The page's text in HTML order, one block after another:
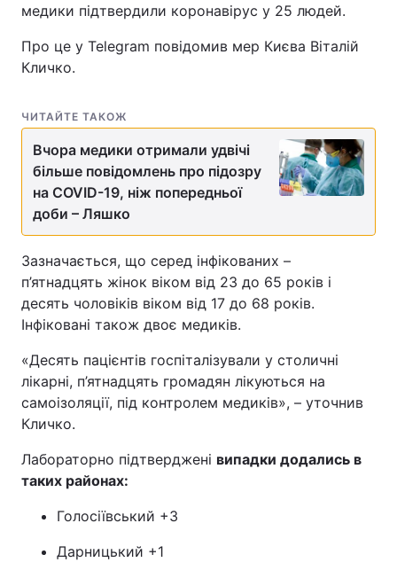
медики підтвердили коронавірус у 25 людей.
Про це у Telegram повідомив мер Києва Віталій
Кличко.
ЧИТАЙТЕ ТАКОЖ
Вчора медики отримали удвічі
більше повідомлень про підозру
на COVID-19, ніж попередньої
доби – Ляшко
Зазначається, що серед інфікованих –
п’ятнадцять жінок віком від 23 до 65 років і
десять чоловіків віком від 17 до 68 років.
Інфіковані також двоє медиків.
«Десять пацієнтів госпіталізували у столичні
лікарні, п’ятнадцять громадян лікуються на
самоізоляції, під контролем медиків», – уточнив
Кличко.
Лабораторно підтверджені випадки додались в
таких районах:
Голосіївський +3
Дарницький +1